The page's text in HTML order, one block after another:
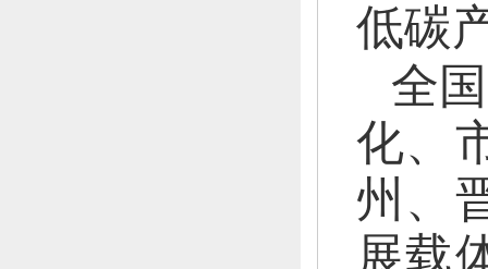
低碳
全
化、
州、
展载